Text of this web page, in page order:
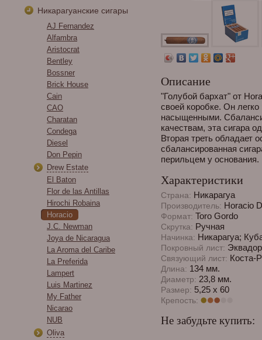
Никарагуанские сигары
AJ Fernandez
Alfambra
Aristocrat
Bentley
Bossner
Brick House
Cain
CAO
Charatan
Condega
Diesel
Don Pepin
Drew Estate
El Baton
Flor de las Antillas
Hirochi Robaina
Horacio
J.C. Newman
Joya de Nicaragua
La Aroma del Caribe
La Preferida
Lampert
Luis Martinez
My Father
Nicarao
NUB
Oliva
Описание
"Голубой бархат" от
своей коробке. Он
насыщенными.
качествам, эта сигара
Вторая треть обладает
сбалансированная
перильцем у основания.
Характеристики
Страна: Никарагуа
Производитель: Horacio
Формат: Toro Gordo
Скрутка: Ручная
Начинка: Никарагуа;
Покровный лист: Эквадор
Связующий лист: Коста-
Длина: 134 мм.
Диаметр: 23,8 мм.
Размер: 5,25 x 60
Крепость:
Не забудьте купить: